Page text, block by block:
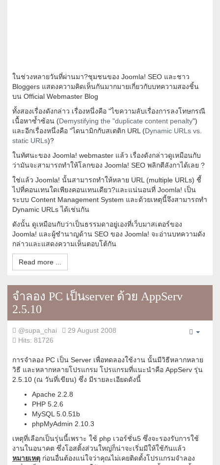
ในช่วงหลายวันที่ผ่านมา?ชุมชนของ Joomla! SEO และชาว
Bloggers แสดงความคิดเห็นกันมากมายเกี่ยวกับบทความสองชิ้น
บน Official Webmaster Blog
ทั้งสองเรื่องดังกล่าว เรื่องหนึ่งคือ "ไขความลับเรื่องการลงโทษกรณี
เนื้อหาซ้ำซ้อน (Demystifying the "duplicate content penalty")
และอีกเรื่องหนึ่งคือ "ไดนามิกกับสเตติก URL (Dynamic URLs vs.
static URLs)?
ในทัศนะของ Joomla! webmaster แล้ว เรื่องดังกล่าวดูเหมือนกับ
ว่ามันจะสามารถทำให้โลกของ Joomla! SEO พลิกตีลังกาได้เลย ?
ใช่แล้ว Joomla! นั้นสามารถทำให้หลาย URL (multiple URLs) ชี้
ไปที่คอนเทนใดเพียงคอนเทนเดียว?และแน่นอนที่ Joomla! เป็น
ระบบ Content Management System และด้วยเหตุนี้จึงสามารถทำ
Dynamic URLs ได้เช่นกัน
ดังนั้น ดูเหมือนกับว่าเป็นธรรมดาอยู่เองที่เว็บมาสเตอร์ของ
Joomla! และผู้ชำนาญด้าน SEO ของ Joomla! จะอ่านบทความดัง
กล่าวและแสดงความเห็นตอบโต้กัน
Read more ...
จำลอง PC เป็นserver ด้วย AppServ
2.5.10
@supa_chai
29 August 2008
Hits: 81726
การจำลอง PC เป็น Server เพื่อทดลองใช้งาน นั้นมีวิธีหลากหลาย
วิธี และหลากหลายโปรแกรม โปรแกรมที่แนะนำคือ AppServ รุ่น
2.5.10 (ณ วันที่เขียน) ซึ่ง มีรายละเอียดดังนี้
Apache 2.2.8
PHP 5.2.6
MySQL 5.0.51b
phpMyAdmin 2.10.3
เหตุที่เลือกเป็นรุ่นนี้เพราะ ใช้ php เวอร์ชั่น5 ซึ่งจะรองรับการใช้
งานในอนาคต ซึ่งโอสติ้งส่วนใหญ่ก็น่าจะเริ่มมีให้ใช้กันแล้ว
หมายเหตุ ก่อนอื่นต้องแน่ใจว่าคุณไม่เคยติดตั้งโปรแกรมจำลอง